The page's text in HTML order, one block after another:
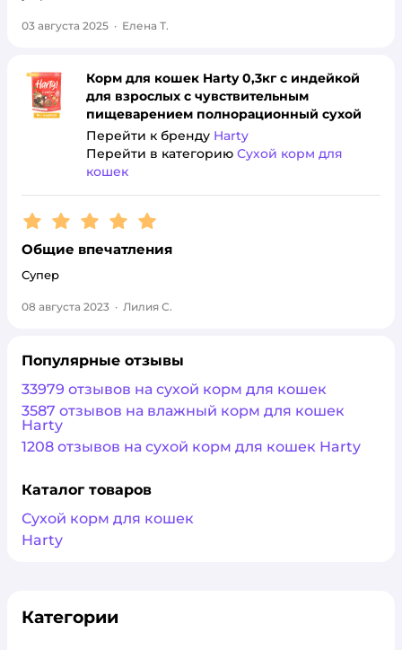
03 августа 2025 · Елена Т.
Корм для кошек Harty 0,3кг с индейкой
для взрослых с чувствительным
пищеварением полнорационный сухой
Перейти к бренду Harty
Перейти в категорию Сухой корм для
кошек
Рейтинг:5
Общие впечатления
Супер
08 августа 2023 · Лилия С.
Популярные отзывы
33979 отзывов на сухой корм для кошек
3587 отзывов на влажный корм для кошек
Harty
1208 отзывов на сухой корм для кошек Harty
Каталог товаров
Сухой корм для кошек
Harty
Категории